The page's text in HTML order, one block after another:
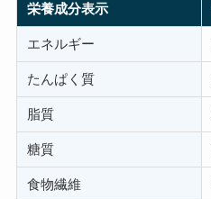
栄養成分表示
エネルギー
たんぱく質
脂質
糖質
食物繊維